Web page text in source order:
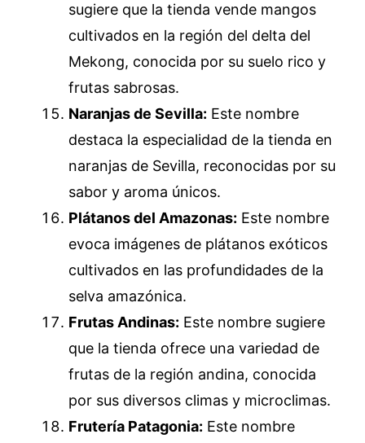
sugiere que la tienda vende mangos
cultivados en la región del delta del
Mekong, conocida por su suelo rico y
frutas sabrosas.
Naranjas de Sevilla: Este nombre
destaca la especialidad de la tienda en
naranjas de Sevilla, reconocidas por su
sabor y aroma únicos.
Plátanos del Amazonas: Este nombre
evoca imágenes de plátanos exóticos
cultivados en las profundidades de la
selva amazónica.
Frutas Andinas: Este nombre sugiere
que la tienda ofrece una variedad de
frutas de la región andina, conocida
por sus diversos climas y microclimas.
Frutería Patagonia: Este nombre